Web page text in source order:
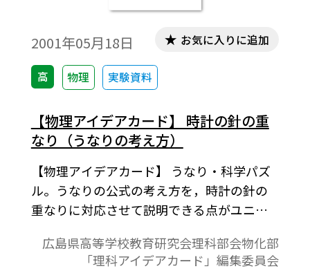
2001年05月18日
高 物理 実験資料
お気に入りに追加
【物理アイデアカード】 時計の針の重
なり（うなりの考え方）
【物理アイデアカード】 うなり・科学パズ
ル。うなりの公式の考え方を，時計の針の
重なりに対応させて説明できる点がユニー
も本質をよく理解させることができる。広
島県高等学校教育研究会理科部会物化部
広島県高等学校教育研究会理科部会物化部
「理科アイデアカード」編集委員会